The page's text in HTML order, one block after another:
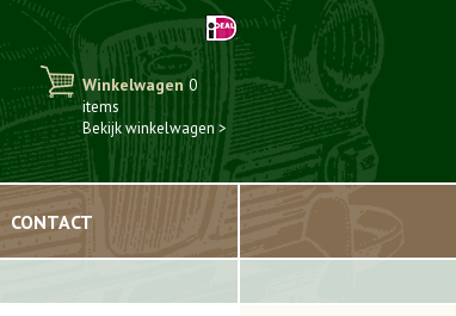
Winkelwagen0
items
Bekijk winkelwagen >
CONTACT